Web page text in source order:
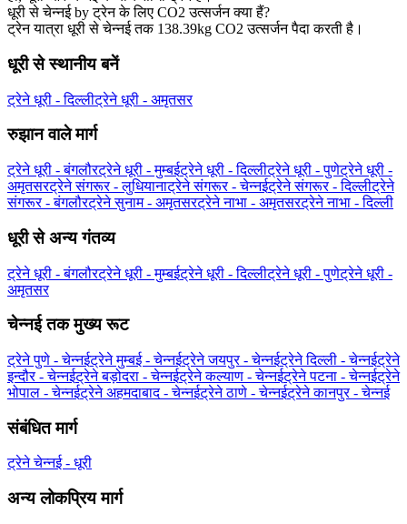
धूरी से चेन्नई by ट्रेन के लिए CO2 उत्सर्जन क्या हैं?
ट्रेन यात्रा धूरी से चेन्नई तक 138.39kg CO2 उत्सर्जन पैदा करती है।
धूरी से स्थानीय बनें
ट्रेने धूरी - दिल्लीट्रेने धूरी - अमृतसर
रुझान वाले मार्ग
ट्रेने धूरी - बंगलौरट्रेने धूरी - मुम्बईट्रेने धूरी - दिल्लीट्रेने धूरी - पुणेट्रेने धूरी -
अमृतसरट्रेने संगरूर - लुधियानाट्रेने संगरूर - चेन्नईट्रेने संगरूर - दिल्लीट्रेने
संगरूर - बंगलौरट्रेने सुनाम - अमृतसरट्रेने नाभा - अमृतसरट्रेने नाभा - दिल्ली
धूरी से अन्य गंतव्य
ट्रेने धूरी - बंगलौरट्रेने धूरी - मुम्बईट्रेने धूरी - दिल्लीट्रेने धूरी - पुणेट्रेने धूरी -
अमृतसर
चेन्नई तक मुख्य रूट
ट्रेने पुणे - चेन्नईट्रेने मुम्बई - चेन्नईट्रेने जयपुर - चेन्नईट्रेने दिल्ली - चेन्नईट्रेने
इन्दौर - चेन्नईट्रेने बड़ोदरा - चेन्नईट्रेने कल्याण - चेन्नईट्रेने पटना - चेन्नईट्रेने
भोपाल - चेन्नईट्रेने अहमदाबाद - चेन्नईट्रेने ठाणे - चेन्नईट्रेने कानपुर - चेन्नई
संबंधित मार्ग
ट्रेने चेन्नई - धूरी
अन्य लोकप्रिय मार्ग